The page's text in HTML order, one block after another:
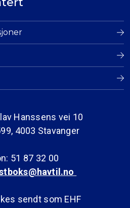
Hanssens vei 10
4003 Stavanger
51 87 32 00
sendt som EHF